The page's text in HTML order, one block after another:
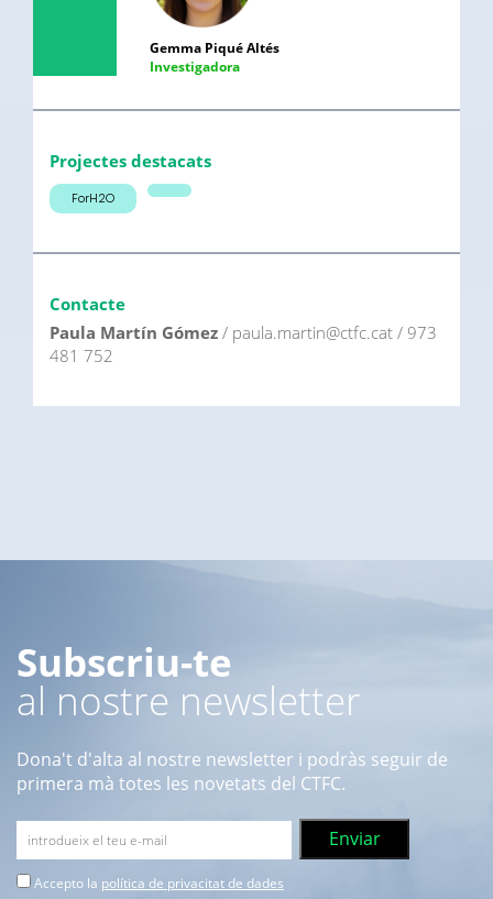
Gemma Piqué Altés
Investigadora
Projectes destacats
ForH2O
Contacte
Paula Martín Gómez / paula.martin@ctfc.cat / 973
481 752
Subscriu-te
al nostre newsletter
Dona't d'alta al nostre newsletter i podràs seguir de
primera mà totes les novetats del CTFC.
Accepto la política de privacitat de dades